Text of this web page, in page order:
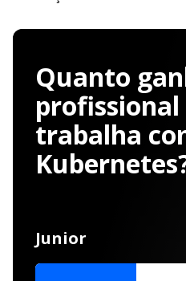
Quanto
profissional
trabalha
Junior